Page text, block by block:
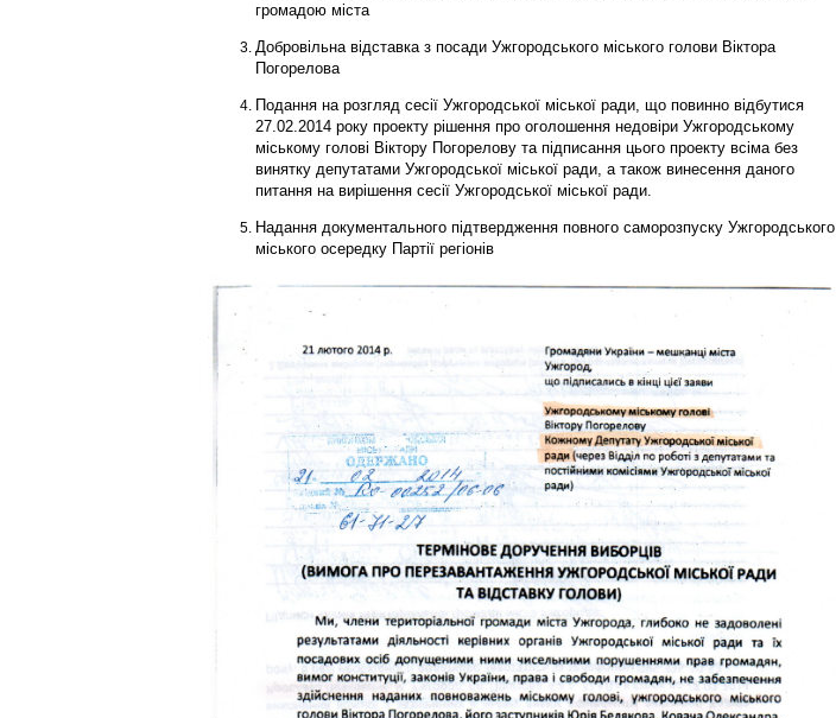
громадою міста
Добровільна відставка з посади Ужгородського міського голови Віктора
Погорелова
Подання на розгляд сесії Ужгородської міської ради, що повинно відбутися
27.02.2014 року проекту рішення про оголошення недовіри Ужгородському
міському голові Віктору Погорелову та підписання цього проекту всіма без
винятку депутатами Ужгородської міської ради, а також винесення даного
питання на вирішення сесії Ужгородської міської ради.
Надання документального підтвердження повного саморозпуску Ужгородського
міського осередку Партії регіонів